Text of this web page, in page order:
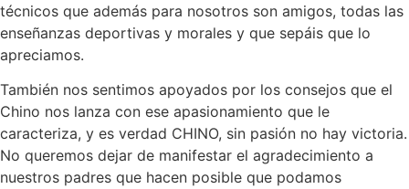
técnicos que además para nosotros son amigos, todas las
enseñanzas deportivas y morales y que sepáis que lo
apreciamos.
También nos sentimos apoyados por los consejos que el
Chino nos lanza con ese apasionamiento que le
caracteriza, y es verdad CHINO, sin pasión no hay victoria.
No queremos dejar de manifestar el agradecimiento a
nuestros padres que hacen posible que podamos